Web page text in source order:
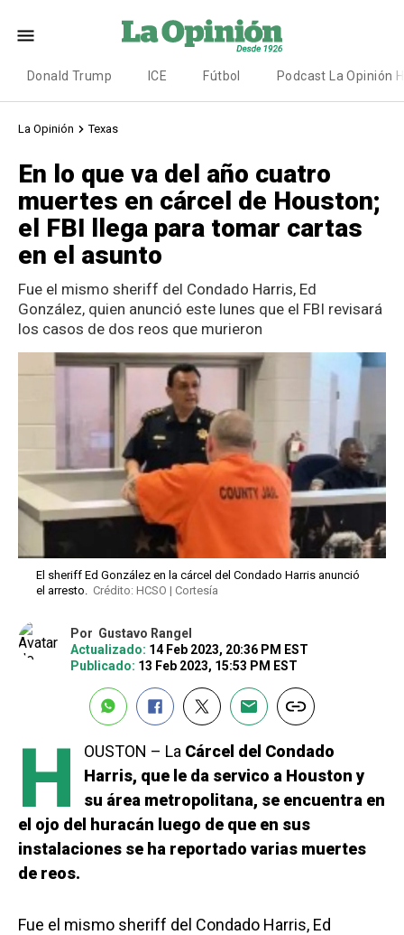
Donald Trump ICE Fútbol Podcast La Opinión
La Opinión Texas
En lo que va del año cuatro
muertes en cárcel de Houston;
el FBI llega para tomar cartas
en el asunto
Fue el mismo sheriff del Condado Harris, Ed
González, quien anunció este lunes que el FBI revisará
los casos de dos reos que murieron
El sheriff Ed González en la cárcel del Condado Harris anunció
el arresto. Crédito: HCSO | Cortesía
Por Gustavo Rangel
Actualizado: 14 Feb 2023, 20:36 PM EST
Publicado: 13 Feb 2023, 15:53 PM EST
H OUSTON – La Cárcel del Condado
Harris, que le da servico a Houston y
su área metropolitana, se encuentra en
el ojo del huracán luego de que en sus
instalaciones se ha reportado varias muertes
de reos.
Fue el mismo sheriff del Condado Harris, Ed